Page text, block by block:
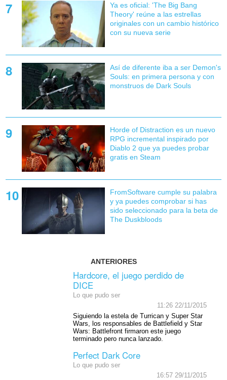
Ya es oficial: 'The Big Bang
Theory' reúne a las estrellas
originales con un cambio histórico
con su nueva serie
Así de diferente iba a ser Demon's
Souls: en primera persona y con
monstruos de Dark Souls
Horde of Distraction es un nuevo
RPG incremental inspirado por
Diablo 2 que ya puedes probar
gratis en Steam
FromSoftware cumple su palabra
y ya puedes comprobar si has
sido seleccionado para la beta de
The Duskbloods
ANTERIORES
Hardcore, el juego perdido de
DICE
Lo que pudo ser
11:26 22/11/2015
Siguiendo la estela de Turrican y Super Star
Wars, los responsables de Battlefield y Star
Wars: Battlefront firmaron este juego
terminado pero nunca lanzado.
Perfect Dark Core
Lo que pudo ser
16:57 29/11/2015